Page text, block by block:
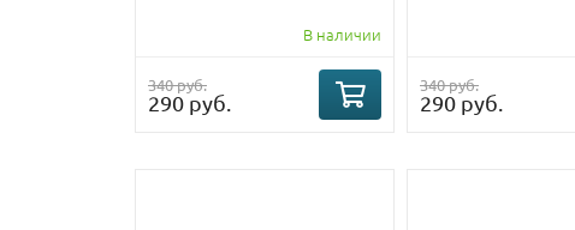
В наличии
340 руб.
290 руб.
340 руб.
290 руб.